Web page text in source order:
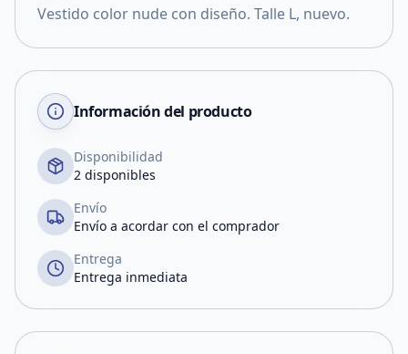
Vestido color nude con diseño. Talle L, nuevo.
Información del producto
Disponibilidad
2 disponibles
Envío
Envío a acordar con el comprador
Entrega
Entrega inmediata